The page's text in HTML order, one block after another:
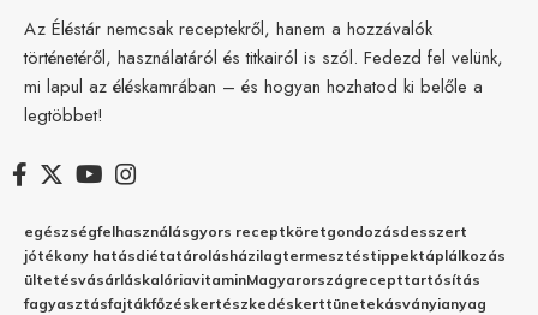
Az Éléstár nemcsak receptekről, hanem a hozzávalók
történetéről, használatáról és titkairól is szól. Fedezd fel velünk,
mi lapul az éléskamrában – és hogyan hozhatod ki belőle a
legtöbbet!
egészségfelhasználásgyors receptköretgondozásdesszert
jótékony hatásdiétatárolásházilagtermesztéstippektáplálkozás
ültetésvásárláskalóriavitaminMagyarországrecepttartósítás
fagyasztásfajtákfőzéskertészkedéskerttünetekásványianyag